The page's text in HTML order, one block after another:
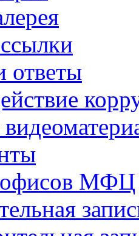
ответы
офисов МФЦ